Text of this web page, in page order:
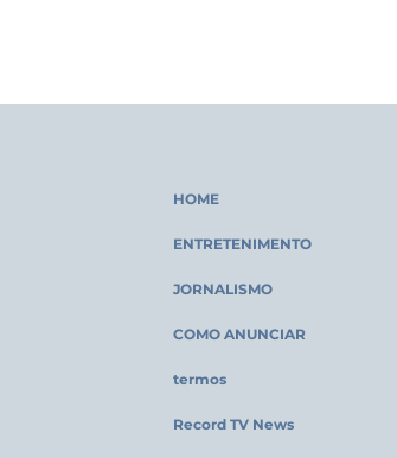
HOME
ENTRETENIMENTO
JORNALISMO
COMO ANUNCIAR
termos
Record TV News